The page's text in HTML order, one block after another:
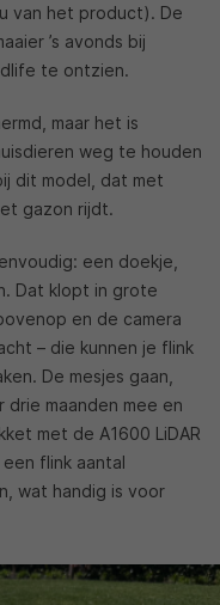
van het product). De
’s avonds bij
te ontzien.
maar het is
weg te houden
dit model, dat met
gazon rijdt.
een doekje,
Dat klopt in grote
en de camera
– die kunnen je flink
De mesjes gaan,
maanden mee en
met de A1600 LiDAR
flink aantal
wat handig is voor